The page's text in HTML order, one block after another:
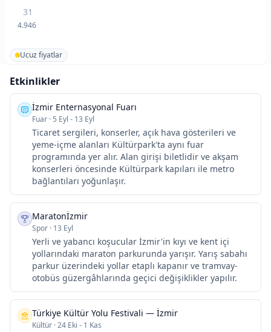
31
4.946
Ucuz fiyatlar
Etkinlikler
İzmir Enternasyonal Fuarı
Fuar · 5 Eyl - 13 Eyl
Ticaret sergileri, konserler, açık hava gösterileri ve
yeme-içme alanları Kültürpark'ta aynı fuar
programında yer alır. Alan girişi biletlidir ve akşam
konserleri öncesinde Kültürpark kapıları ile metro
bağlantıları yoğunlaşır.
Maratonİzmir
Spor · 13 Eyl
Yerli ve yabancı koşucular İzmir'in kıyı ve kent içi
yollarındaki maraton parkurunda yarışır. Yarış sabahı
parkur üzerindeki yollar etaplı kapanır ve tramvay-
otobüs güzergâhlarında geçici değişiklikler yapılır.
Türkiye Kültür Yolu Festivali — İzmir
Kültür ·24 Eki - 1 Kas